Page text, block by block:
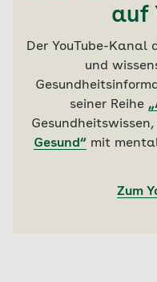
auf
Der YouTube-Kanal
und
seiner Reihe
Gesund“ mit
Zum